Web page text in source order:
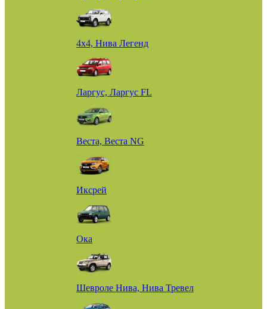
4х4, Нива Легенд
Ларгус, Ларгус FL
Веста, Веста NG
Иксрей
Ока
Шевроле Нива, Нива Тревел